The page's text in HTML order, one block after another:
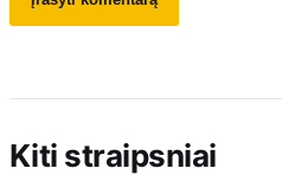
Kiti straipsniai